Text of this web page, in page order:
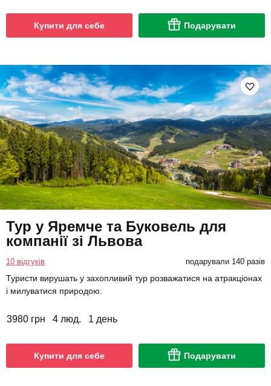
Купити для себе Подарувати
Тур у Яремче та Буковель для
компанії зі Львова
10 відгуків подарували 140 разів
Туристи вирушать у захопливий тур розважатися на атракціонах
і милуватися природою.
3980 грн 4 люд. 1 день
Купити для себе Подарувати